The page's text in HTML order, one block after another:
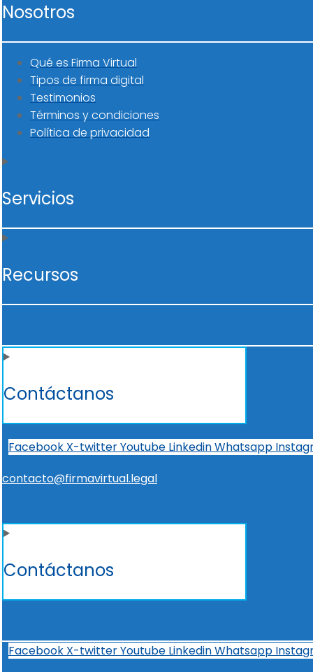
Nosotros
Qué es Firma Virtual
Tipos de firma digital
Testimonios
Términos y condiciones
Política de privacidad
Servicios
Recursos
Contáctanos
Facebook X-twitterYoutube LinkedinWhatsapp
contacto@firmavirtual.legal
Contáctanos
Facebook X-twitterYoutube LinkedinWhatsapp